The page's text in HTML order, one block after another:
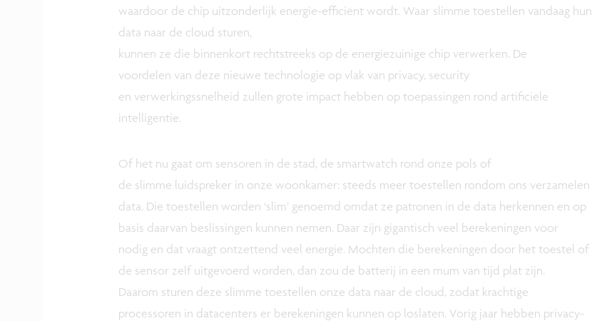
waardoor de chip uitzonderlijk energie-efficiënt wordt. Waar slimme toestellen vandaag hun
data naar de cloud sturen,
kunnen ze die binnenkort rechtstreeks op de energiezuinige chip verwerken. De
voordelen van deze nieuwe technologie op vlak van privacy, security
en verwerkingssnelheid zullen grote impact hebben op toepassingen rond artificiële
intelligentie.
Of het nu gaat om sensoren in de stad, de smartwatch rond onze pols of
de slimme luidspreker in onze woonkamer: steeds meer toestellen rondom ons verzamelen
data. Die toestellen worden ‘slim’ genoemd omdat ze patronen in de data herkennen en op
basis daarvan beslissingen kunnen nemen. Daar zijn gigantisch veel berekeningen voor
nodig en dat vraagt ontzettend veel energie. Mochten die berekeningen door het toestel of
de sensor zelf uitgevoerd worden, dan zou de batterij in een mum van tijd plat zijn.
Daarom sturen deze slimme toestellen onze data naar de cloud, zodat krachtige
processoren in datacenters er berekeningen kunnen op loslaten. Vorig jaar hebben privacy-